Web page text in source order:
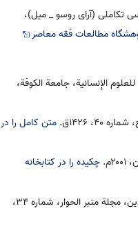
تکاملی (آرای روسو _ میل)،
مطالعات فقه معاصر
الإنسانية، جامعة الكوفة،
۱۴۲۶ق.
متن کامل را در
چکیده را در کتابخانه
فی حوار فکری حول: العلمانیة - الشوری - الدیمقراطیة - المجتمع المدنی و الشریعة، محمدمهدی شمس‌الدین، مجلة منبر الحوار، شماره ۳۴،